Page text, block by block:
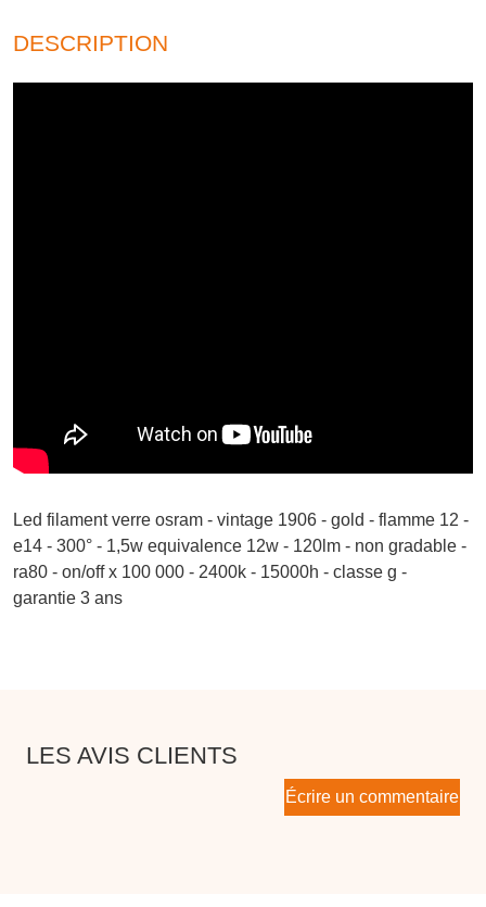
DESCRIPTION
Led filament verre osram - vintage 1906 - gold - flamme 12 -
e14 - 300° - 1,5w equivalence 12w - 120lm - non gradable -
ra80 - on/off x 100 000 - 2400k - 15000h - classe g -
garantie 3 ans
LES AVIS CLIENTS
Écrire un commentaire